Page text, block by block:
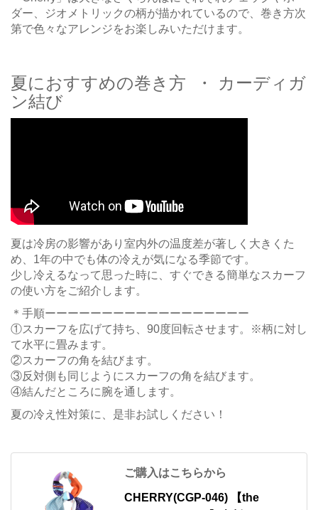
ダー、ジオメトリックの柄が描かれているので、巻き方次
第で色々なアレンジをお楽しみいただけます。
夏におすすめの巻き方 ・ カーディガ
ン結び
夏は冷房の影響があり室内外の温度差が著しく大きくた
め、1年の中でも体の冷えが気になる季節です。
少し冷えるなって思った時に、すぐできる簡単なスカーフ
の使い方をご紹介します。
＊手順ーーーーーーーーーーーーーーーーーー
①スカーフを広げて持ち、90度回転させます。※柄に対し
て水平に畳みます。
②スカーフの角を結びます。
③反対側も同じようにスカーフの角を結びます。
④結んだところに腕を通します。
夏の冷え性対策に、是非お試しください！
ご購入はこちらから
CHERRY(CGP-046) 【the